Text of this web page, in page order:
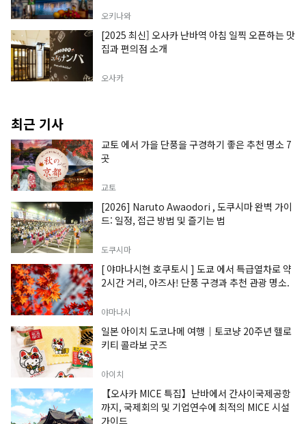
오키나와
[2025 최신] 오사카 난바역 아침 일찍 오픈하는 맛
집과 편의점 소개
오사카
최근 기사
교토 에서 가을 단풍을 구경하기 좋은 추천 명소 7
곳
교토
[2026] Naruto Awaodori , 도쿠시마 완벽 가이
드: 일정, 접근 방법 및 즐기는 법
도쿠시마
[ 야마나시현 호쿠토시 ] 도쿄 에서 특급열차로 약
2시간 거리, 아즈사! 단풍 구경과 추천 관광 명소.
야마나시
일본 아이치 도코나메 여행｜토코냥 20주년 헬로
키티 콜라보 굿즈
아이치
【오사카 MICE 특집】난바에서 간사이국제공항
까지, 국제회의 및 기업연수에 최적의 MICE 시설
가이드